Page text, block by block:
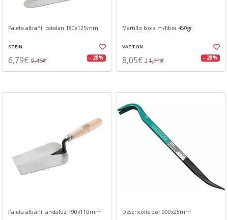
Paleta albañil catalan 180x125mm.
STEIN
6,79€ 9,46€ - 28%
Martillo bola m/fibra 450gr.
VATTON
8,05€ 11,21€ - 28%
Paleta albañil andaluz 190x110mm Desencofrador 900x25mm